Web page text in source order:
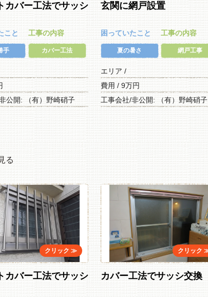
カバー工法でサッシ
こと
手
工事の内容
カバー工法
公開: （有）野崎硝子
玄関に網戸設置
困っていたこと
夏の暑さ
工事の内容
網戸工事
エリア /
費用 / 9万円
工事会社/非公開: （有）野崎硝子
る
カバー工法でサッシ
カバー工法でサッシ交換